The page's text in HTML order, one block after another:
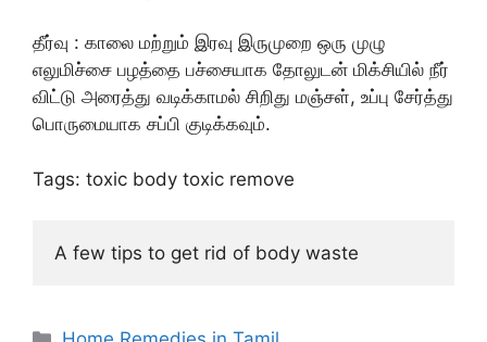
தீர்வு : காலை மற்றும் இரவு இருமுறை ஒரு முழு
எலுமிச்சை பழத்தை பச்சையாக தோலுடன் மிக்சியில் நீர்
விட்டு அரைத்து வடிக்காமல் சிறிது மஞ்சள், உப்பு சேர்த்து
பொருமையாக சப்பி குடிக்கவும்.
Tags: toxic body toxic remove
A few tips to get rid of body waste
Categories